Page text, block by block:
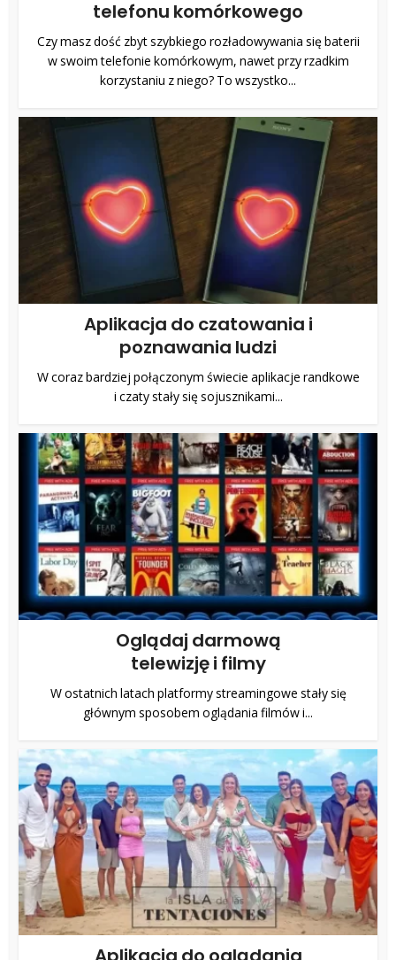
telefonu komórkowego
Czy masz dość zbyt szybkiego rozładowywania się baterii
w swoim telefonie komórkowym, nawet przy rzadkim
korzystaniu z niego? To wszystko...
Aplikacja do czatowania i
poznawania ludzi
W coraz bardziej połączonym świecie aplikacje randkowe
i czaty stały się sojusznikami...
Oglądaj darmową
telewizję i filmy
W ostatnich latach platformy streamingowe stały się
głównym sposobem oglądania filmów i...